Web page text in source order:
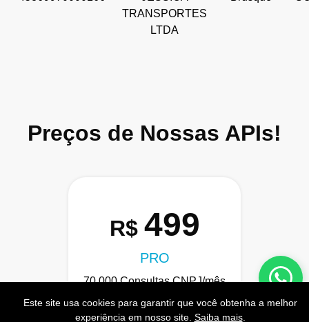
Este site usa cookies para garantir que você obtenha a melhor
experiência em nosso site. Saiba mais.
TRANSPORTES
LTDA
Preços de Nossas APIs!
R$ 499
PRO
70.000 Consultas CNPJ/mês
7.000 Consultas CPF/mês